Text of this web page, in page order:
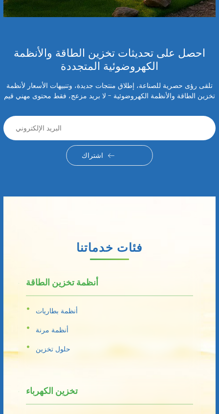
احصل على تحديثات تخزين الطاقة والأنظمة
الكهروضوئية المتجددة
تلقى رؤى حصرية للصناعة، إطلاق منتجات جديدة، وتنبيهات الأسعار لأنظمة
تخزين الطاقة والأنظمة الكهروضوئية - لا بريد مزعج، فقط محتوى مهني قيم
اشتراك
فئات خدماتنا
أنظمة تخزين الطاقة
أنظمة بطاريات
أنظمة مرنة
حلول تخزين
تخزين الكهرباء